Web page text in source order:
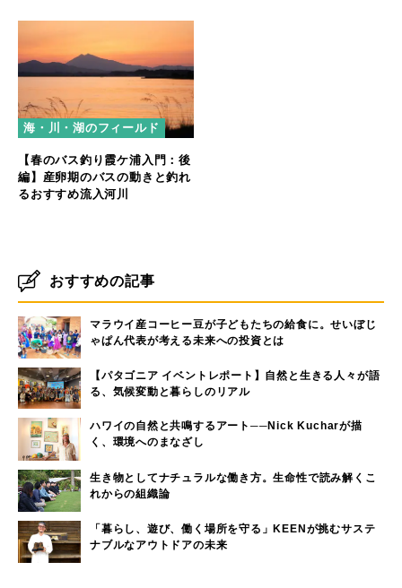
海・川・湖のフィールド
【春のバス釣り霞ケ浦入門：後
編】産卵期のバスの動きと釣れ
るおすすめ流入河川
おすすめの記事
マラウイ産コーヒー豆が子どもたちの給食に。せいぼじ
ゃぱん代表が考える未来への投資とは
【パタゴニア イベントレポート】自然と生きる人々が語
る、気候変動と暮らしのリアル
ハワイの自然と共鳴するアート──Nick Kucharが描
く、環境へのまなざし
生き物としてナチュラルな働き方。生命性で読み解くこ
れからの組織論
「暮らし、遊び、働く場所を守る」KEENが挑むサステ
ナブルなアウトドアの未来